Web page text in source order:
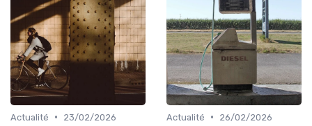
Actualité •
23/02/2026
Actualité •
26/02/2026